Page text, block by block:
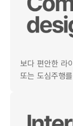
보다 편안한 라
또는 도심주행